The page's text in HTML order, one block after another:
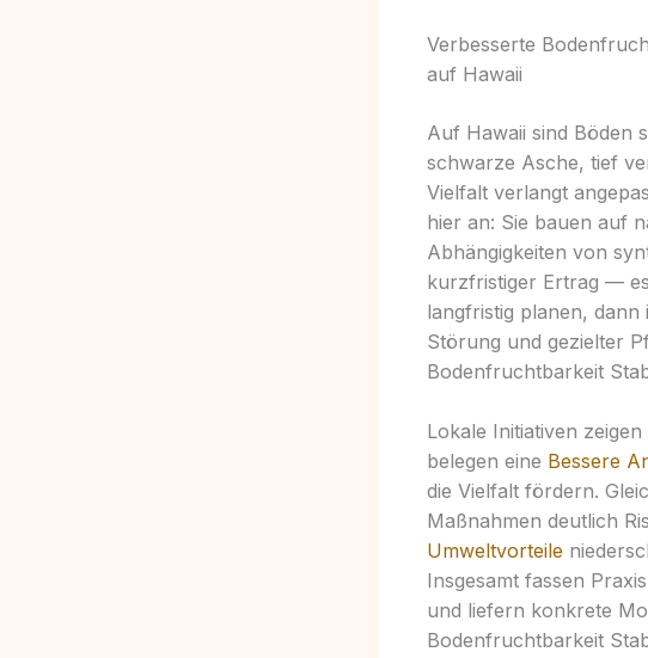
Verbesserte
auf Hawaii
Auf Hawaii sind Böden
schwarze Asche, tief
Vielfalt verlangt
hier an: Sie bauen auf
Abhängigkeiten von
kurzfristiger Ertrag —
langfristig planen, dann
Störung und gezielter
Bodenfruchtbarkeit
Lokale Initiativen
belegen eine Bessere
die Vielfalt fördern.
Maßnahmen deutlich
Umweltvorteile
Insgesamt fassen
und liefern konkrete
Bodenfruchtbarkeit